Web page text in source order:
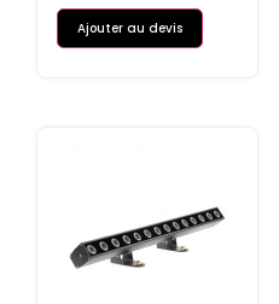
Ajouter au devis